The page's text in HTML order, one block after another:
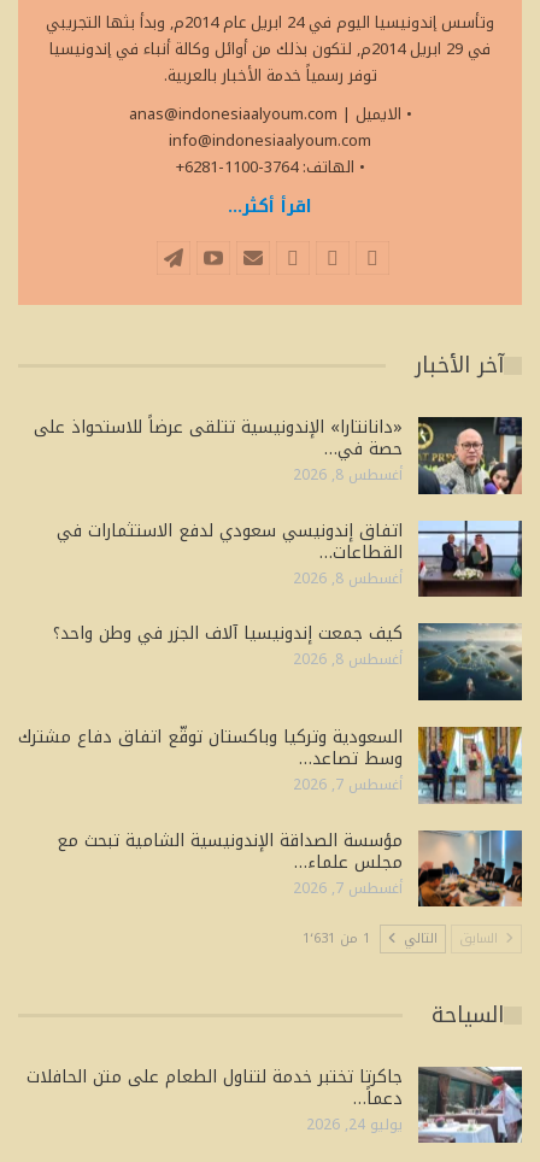
وتأسس إندونيسيا اليوم في 24 ابريل عام 2014م, وبدأ بثها التجريبي
في 29 ابريل 2014م, لتكون بذلك من أوائل وكالة أنباء في إندونيسيا
توفر رسمياً خدمة الأخبار بالعربية.
• الايميل
anas@indonesiaalyoum.com |
info@indonesiaalyoum.com
• الهاتف: 3764-1100-6281+
اقرأ أكثر...
آخر الأخبار
«دانانتارا» الإندونيسية تتلقى عرضاً للاستحواذ على
حصة في…
أغسطس 8, 2026
اتفاق إندونيسي سعودي لدفع الاستثمارات في
القطاعات…
أغسطس 8, 2026
كيف جمعت إندونيسيا آلاف الجزر في وطن واحد؟
أغسطس 8, 2026
السعودية وتركيا وباكستان توقّع اتفاق دفاع مشترك
وسط تصاعد…
أغسطس 7, 2026
مؤسسة الصداقة الإندونيسية الشامية تبحث مع
مجلس علماء…
أغسطس 7, 2026
السابق التالي 1 من 1٬631
السياحة
جاكرتا تختبر خدمة لتناول الطعام على متن الحافلات
دعماً…
يوليو 24, 2026